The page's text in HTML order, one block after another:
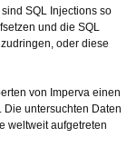
SQL Injections so
und die SQL
oder diese
von Imperva einen
untersuchten Daten
weltweit aufgetreten